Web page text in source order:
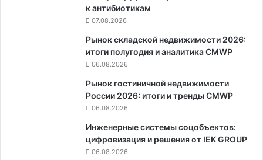
к антибиотикам
07.08.2026
Рынок складской недвижимости 2026:
итоги полугодия и аналитика CMWP
06.08.2026
Рынок гостиничной недвижимости
России 2026: итоги и тренды CMWP
06.08.2026
Инженерные системы соцобъектов:
цифровизация и решения от IEK GROUP
06.08.2026